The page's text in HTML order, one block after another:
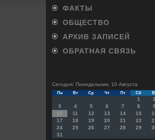
ФАКТЫ
ОБЩЕСТВО
АРХИВ ЗАПИСЕЙ
ОБРАТНАЯ СВЯЗЬ
Сегодня: Понедельник, 10 Августа
Пн Вт Ср Чт Пт Сб
1
2
3
4 5 6 7 8
9
10
11 12 13 14 15
17
18 19 20 21 22
24
25 26 27 28 29
31